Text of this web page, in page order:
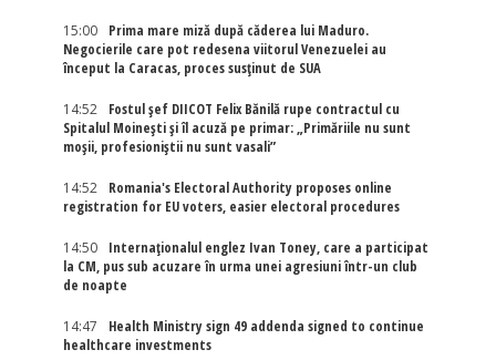
15:00
Prima mare miză după căderea lui Maduro.
Negocierile care pot redesena viitorul Venezuelei au
început la Caracas, proces susținut de SUA
14:52
Fostul șef DIICOT Felix Bănilă rupe contractul cu
Spitalul Moinești și îl acuză pe primar: „Primăriile nu sunt
moșii, profesioniștii nu sunt vasali”
14:52
Romania's Electoral Authority proposes online
registration for EU voters, easier electoral procedures
14:50
Internaţionalul englez Ivan Toney, care a participat
la CM, pus sub acuzare în urma unei agresiuni într-un club
de noapte
14:47
Health Ministry sign 49 addenda signed to continue
healthcare investments